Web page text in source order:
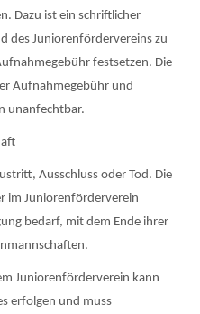
Dazu ist ein schriftlicher
des Juniorenfördervereins zu
festsetzen. Die
Aufnahmegebühr und
unanfechtbar.
Ausschluss oder Tod. Die
im Juniorenförderverein
bedarf, mit dem Ende ihrer
Juniorenförderverein kann
erfolgen und muss